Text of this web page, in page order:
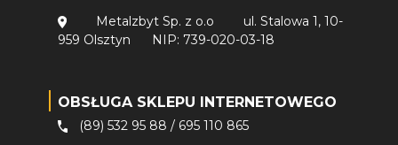
Metalzbyt Sp. z o.o
ul. Stalowa 1, 10-
959 Olsztyn
NIP: 739-020-03-18
OBSŁUGA SKLEPU INTERNETOWEGO
(89) 532 95 88 / 695 110 865